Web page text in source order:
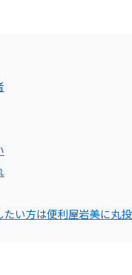
い方は便利屋岩美に丸投